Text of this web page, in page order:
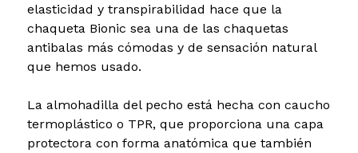
elasticidad y transpirabilidad hace que la
chaqueta Bionic sea una de las chaquetas
antibalas más cómodas y de sensación natural
que hemos usado.
La almohadilla del pecho está hecha con caucho
termoplástico o TPR, que proporciona una capa
protectora con forma anatómica que también